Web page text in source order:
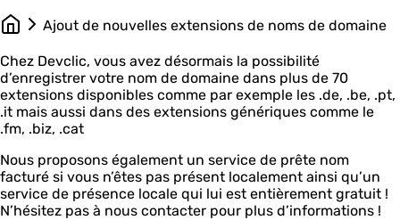
Ajout de nouvelles extensions de noms de domaine
Chez Devclic, vous avez désormais la possibilité
d’enregistrer votre nom de domaine dans plus de 70
extensions disponibles comme par exemple les .de, .be, .pt,
.it mais aussi dans des extensions génériques comme le
.fm, .biz, .cat
Nous proposons également un service de prête nom
facturé si vous n’êtes pas présent localement ainsi qu’un
service de présence locale qui lui est entièrement gratuit !
N’hésitez pas à nous contacter pour plus d’informations !